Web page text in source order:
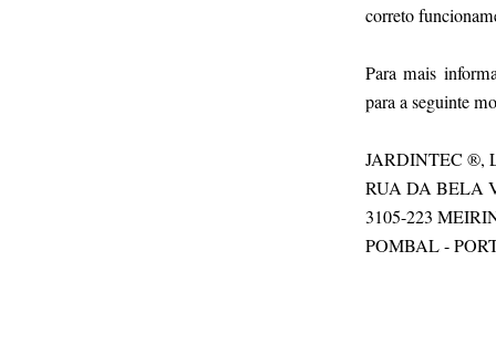
correto
Para mais
para a seguinte
JARDINTEC ®,
RUA DA BELA
3105-223
POMBAL -